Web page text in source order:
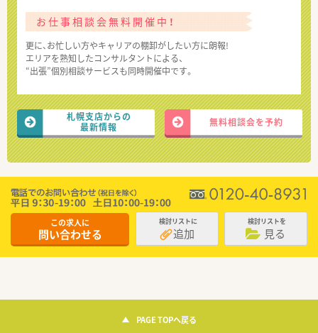
お仕事相談会無料開催中！
更に、お忙しい方やキャリアの棚卸がしたい方に朗報!
エリアを熟知したコンサルタントによる、
“出張”個別相談サービスも同時開催中です。
札幌支店からの
最新情報
無料相談会を予約
この求人に
問い合わせる
検討リストに
追加
検討リストを
見る
PAGE TOPへ戻る